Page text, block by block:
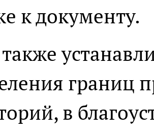
к документу.
границ
в